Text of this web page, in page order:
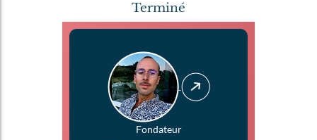
Terminé
Fondateur